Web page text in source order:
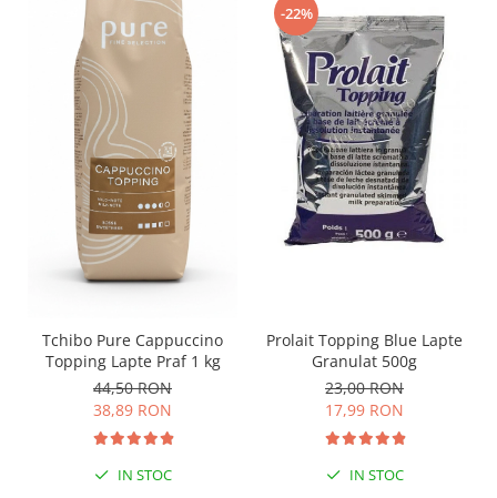
Tchibo Pure Cappuccino
Topping Lapte Praf 1 kg
44,50 RON
38,89 RON
IN STOC
-22%
Prolait Topping Blue Lapte
Granulat 500g
23,00 RON
17,99 RON
IN STOC